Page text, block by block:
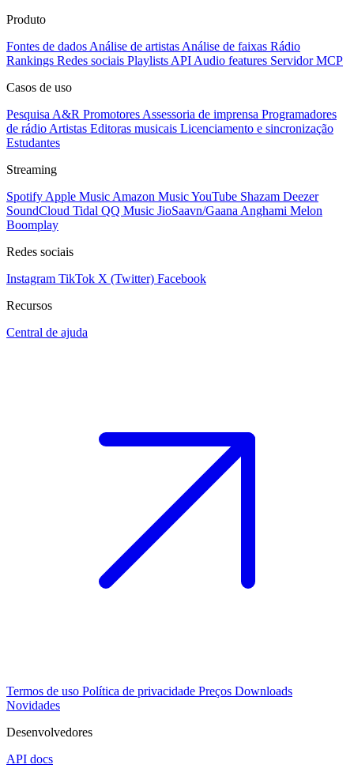
Produto
Fontes de dados Análise de artistas Análise de faixas Rádio
Rankings Redes sociais Playlists API Audio features Servidor MCP
Casos de uso
Pesquisa A&R Promotores Assessoria de imprensa Programadores
de rádio Artistas Editoras musicais Licenciamento e sincronização
Estudantes
Streaming
Spotify Apple Music Amazon MusicYouTube Shazam Deezer
SoundCloud Tidal QQ Music JioSaavn/Gaana Anghami Melon
Boomplay
Redes sociais
Instagram TikTok X (Twitter) Facebook
Recursos
Central de ajuda
Termos de uso Política de privacidade Preços Downloads
Novidades
Desenvolvedores
API docs